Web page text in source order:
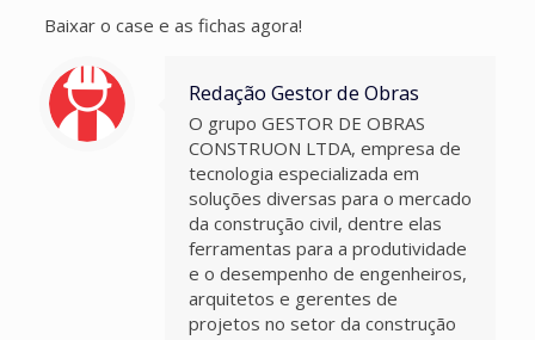
Baixar o case e as fichas agora!
Redação Gestor de Obras
O grupo GESTOR DE OBRAS
CONSTRUON LTDA, empresa de
tecnologia especializada em
soluções diversas para o mercado
da construção civil, dentre elas
ferramentas para a produtividade
e o desempenho de engenheiros,
arquitetos e gerentes de
projetos no setor da construção